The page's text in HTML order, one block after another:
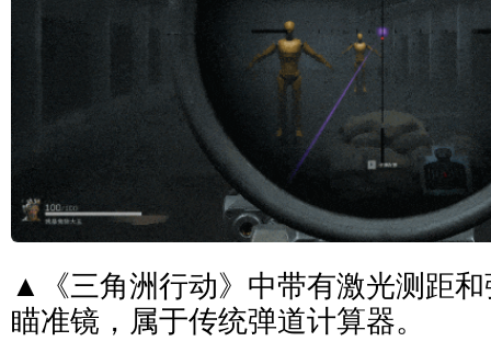
▲《三角洲行动》中带有激光测距
瞄准镜，属于传统弹道计算器。